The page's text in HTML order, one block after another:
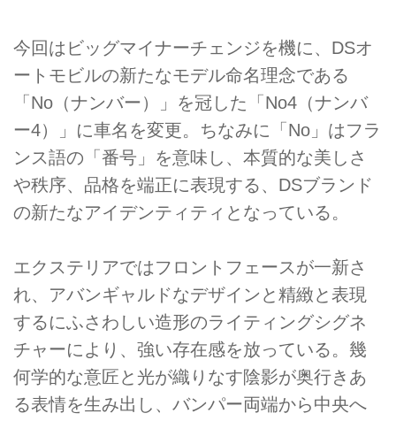
今回はビッグマイナーチェンジを機に、DSオ
ートモビルの新たなモデル命名理念である
「No（ナンバー）」を冠した「No4（ナンバ
ー4）」に車名を変更。ちなみに「No」はフラ
ンス語の「番号」を意味し、本質的な美しさ
や秩序、品格を端正に表現する、DSブランド
の新たなアイデンティティとなっている。
エクステリアではフロントフェースが一新さ
れ、アバンギャルドなデザインと精緻と表現
するにふさわしい造形のライティングシグネ
チャーにより、強い存在感を放っている。幾
何学的な意匠と光が織りなす陰影が奥行きあ
る表情を生み出し、バンパー両端から中央へ